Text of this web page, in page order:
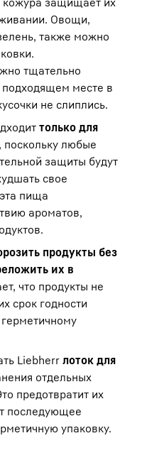
Овощи,
также можно
тщательно
месте в
не слиплись.
только для
, поскольку любые
защиты будут
свое
пища
ароматов,
продукты без
их в
что продукты не
срок годности
Liebherrлоток для
отдельных
предотвратит их
последующее
упаковку.